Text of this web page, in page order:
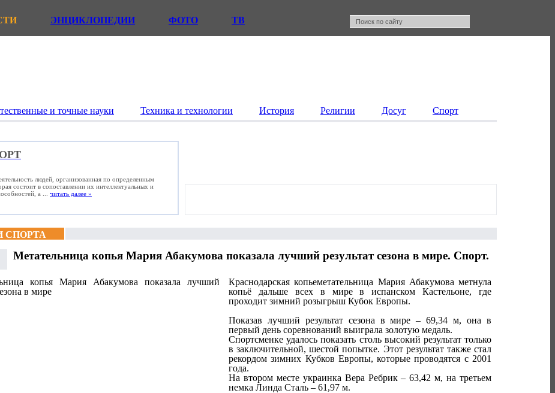
ЭНЦИКЛОПЕДИИ ФОТО ТВ
и точные науки Техника и технологии История Религии Досуг Спорт
людей, организованная по определенным
состоит в сопоставлении их интеллектуальных и
а ... читать далее »
СПОРТА
Метательница копья Мария Абакумова показала лучший результат сезона в мире. Спорт.
Краснодарская копьеметательница Мария Абакумова метнула
копьё дальше всех в мире в испанском Кастельоне, где
проходит зимний розыгрыш Кубок Европы.
Показав лучший результат сезона в мире – 69,34 м, она в
первый день соревнований выиграла золотую медаль.
Спортсменке удалось показать столь высокий результат только
в заключительной, шестой попытке. Этот результат также стал
рекордом зимних Кубков Европы, которые проводятся с 2001
года.
На втором месте украинка Вера Ребрик – 63,42 м, на третьем
немка Линда Сталь – 61,97 м.